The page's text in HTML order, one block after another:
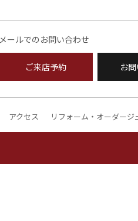
メールでのお問い合わせ
ご来店予約 お
アクセス リフォーム・オーダージ